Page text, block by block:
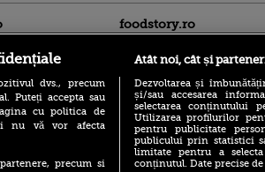
foodstory.ro
(P) Descoperă Lumea
Evenimentelor din
dvs., precum
Puteți accepta sau
cu politica de
nu vă vor afecta
precum si
Atât noi, cât și
Dezvoltarea și
și/sau accesarea
selectarea conținutului
Utilizarea profilurilor
pentru publicitate
publicului prin statistici
limitate pentru a
conținutul. Date precise